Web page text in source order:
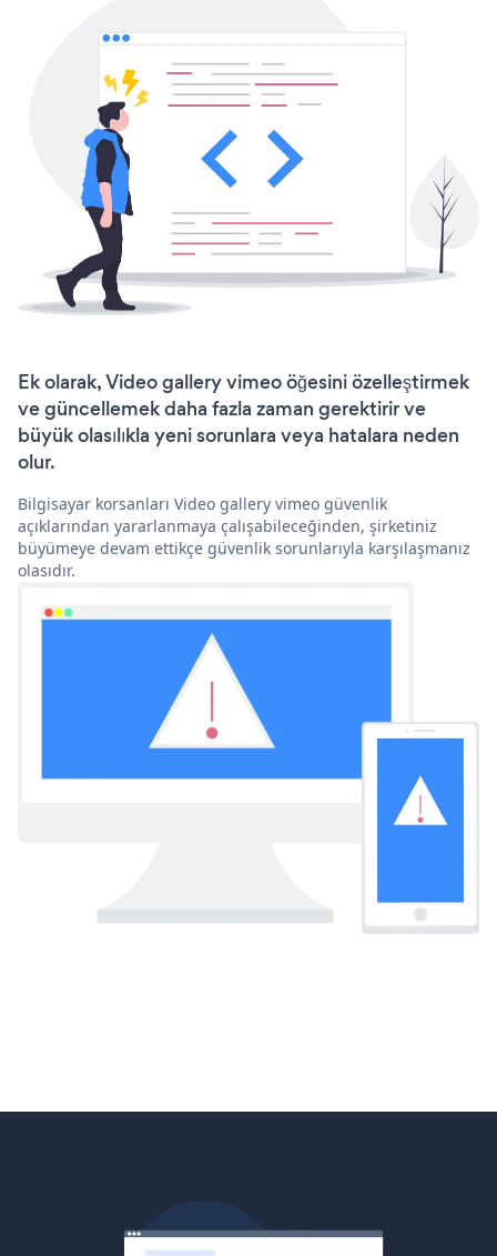
Ek olarak, Video gallery vimeo öğesini özelleştirmek
ve güncellemek daha fazla zaman gerektirir ve
büyük olasılıkla yeni sorunlara veya hatalara neden
olur.
Bilgisayar korsanları Video gallery vimeo güvenlik
açıklarından yararlanmaya çalışabileceğinden, şirketiniz
büyümeye devam ettikçe güvenlik sorunlarıyla karşılaşmanız
olasıdır.